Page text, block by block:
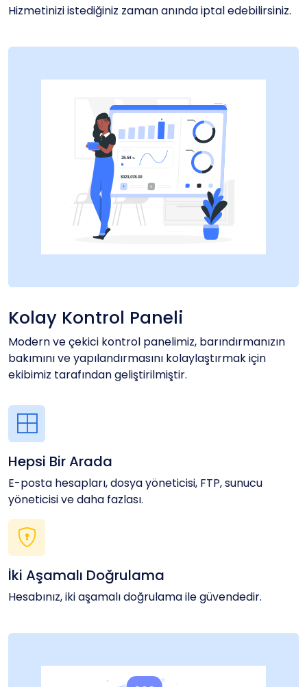
Hizmetinizi istediğiniz zaman anında iptal edebilirsiniz.
Kolay Kontrol Paneli
Modern ve çekici kontrol panelimiz, barındırmanızın
bakımını ve yapılandırmasını kolaylaştırmak için
ekibimiz tarafından geliştirilmiştir.
Hepsi Bir Arada
E-posta hesapları, dosya yöneticisi, FTP, sunucu
yöneticisi ve daha fazlası.
İki Aşamalı Doğrulama
Hesabınız, iki aşamalı doğrulama ile güvendedir.